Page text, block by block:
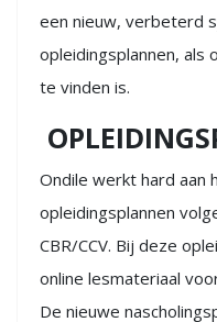
een nieuw, verbeterd
opleidingsplannen, als
te vinden is.
Ondile werkt hard aan
opleidingsplannen
CBR/CCV. Bij deze
online lesmateriaal
De nieuwe